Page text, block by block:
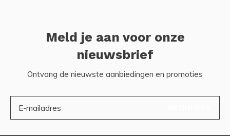
Meld je aan voor onze
nieuwsbrief
Ontvang de nieuwste aanbiedingen en promoties